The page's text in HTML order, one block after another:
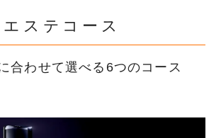
エステコース
合わせて選べる6つのコース